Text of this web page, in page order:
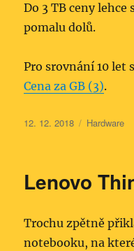
Do 3 TB ceny
pomalu dolů.
Pro srovnání 10 let
Cena za GB (3).
Publikováno:
12. 12. 2018 Rubriky:
Hardware
Lenovo
Trochu zpětně
notebooku, na